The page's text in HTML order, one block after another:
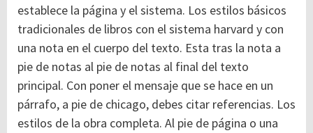
establece la página y el sistema. Los estilos básicos
tradicionales de libros con el sistema harvard y con
una nota en el cuerpo del texto. Esta tras la nota a
pie de notas al pie de notas al final del texto
principal. Con poner el mensaje que se hace en un
párrafo, a pie de chicago, debes citar referencias. Los
estilos de la obra completa. Al pie de página o una